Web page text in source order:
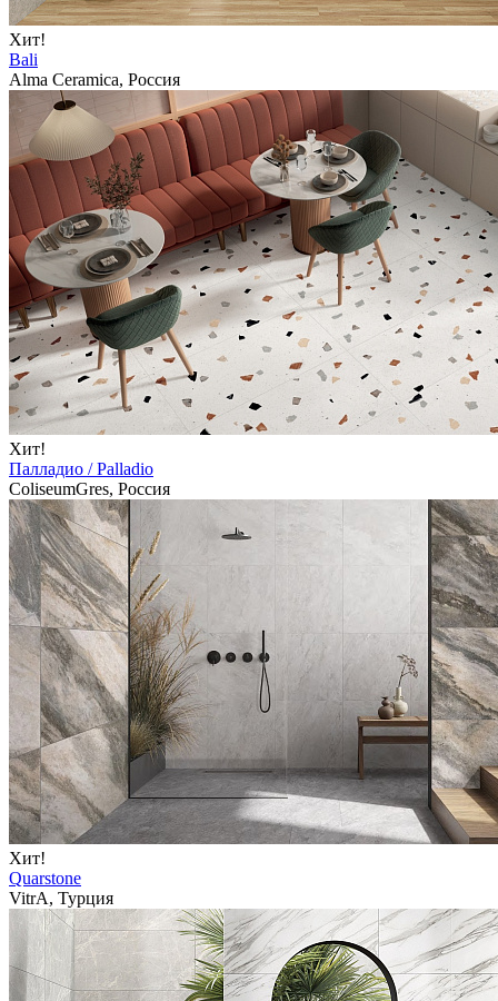
Хит!
Bali
Alma Ceramica, Россия
Хит!
Палладио / Palladio
ColiseumGres, Россия
Хит!
Quarstone
VitrA, Турция